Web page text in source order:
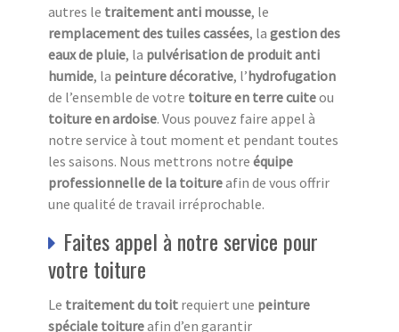
autres le traitement anti mousse, le
remplacement des tuiles cassées, la gestion des
eaux de pluie, la pulvérisation de produit anti
humide, la peinture décorative, l’hydrofugation
de l’ensemble de votre toiture en terre cuiteou
toiture en ardoise. Vous pouvez faire appel à
notre service à tout moment et pendant toutes
les saisons. Nous mettrons notre équipe
professionnelle de la toitureafin de vous offrir
une qualité de travail irréprochable.
Faites appel à notre service pour
votre toiture
Le traitement du toit requiert une peinture
spéciale toitureafin d’en garantir